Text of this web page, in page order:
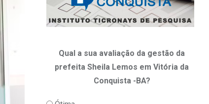
Qual a sua avaliação da gestão da
prefeita Sheila Lemos em Vitória da
Conquista -BA?